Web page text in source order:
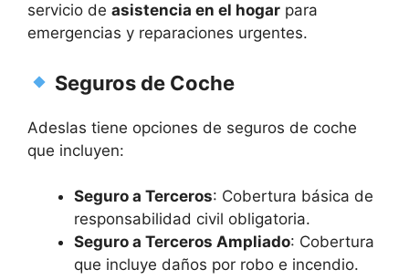
servicio de asistencia en el hogar para
emergencias y reparaciones urgentes.
Seguros de Coche
Adeslas tiene opciones de seguros de coche
que incluyen:
Seguro a Terceros: Cobertura básica de
responsabilidad civil obligatoria.
Seguro a Terceros Ampliado: Cobertura
que incluye daños por robo e incendio.